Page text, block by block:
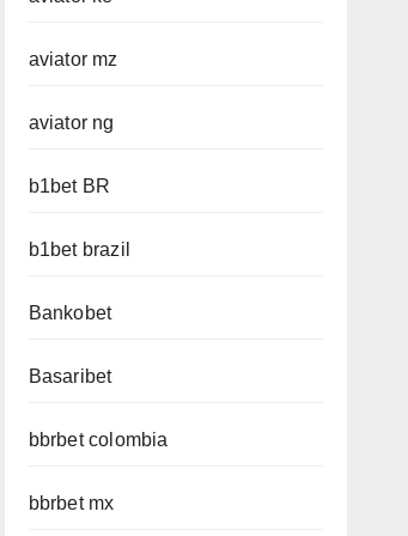
aviator mz
aviator ng
b1bet BR
b1bet brazil
Bankobet
Basaribet
bbrbet colombia
bbrbet mx